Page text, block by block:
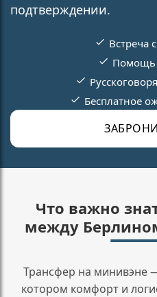
подтверждении.
Встреча
Помощь
Бесплатное
Что важно
между
Трансфер на минивэне
котором комфорт и